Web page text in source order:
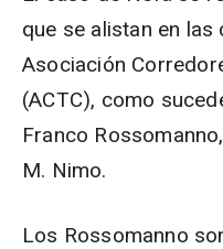
que se alistan en
Asociación
(ACTC), como
Franco
M. Nimo.
Los Rossomanno